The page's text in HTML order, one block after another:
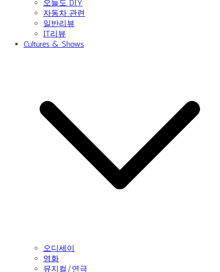
오늘도 DIY
자동차 관련
일반리뷰
IT리뷰
Cultures & Shows
오디세이
영화
뮤지컬/연극